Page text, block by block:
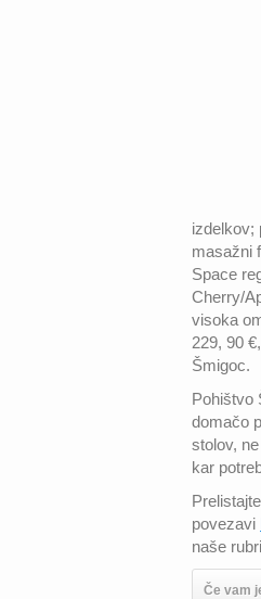
izdelkov;
masažni
Space
Cherry/
visoka
229, 90
Šmigoc.
Pohištvo
domačo
stolov,
kar
povezavi
naše
Če vam